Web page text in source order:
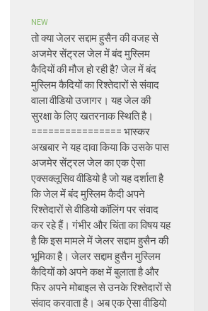
NEW
तो क्या जेलर सद्दाम हुसैन की वजह से
अजमेर सेंट्रल जेल में बंद मुस्लिम
कैदियों की मौज हो रही है? जेल में बंद
मुस्लिम कैदियों का रिश्तेदारों से संवाद
वाला वीडियो उजागर। यह जेल की
सुरक्षा के लिए खतरनाक स्थिति है।
================ भास्कर
अखबार ने यह दावा किया कि उसके पास
अजमेर सेंट्रल जेल का एक ऐसा
एक्सक्लूसिव वीडियो है जो यह दर्शाता है
कि जेल में बंद मुस्लिम कैदी अपने
रिश्तेदारों से वीडियो कॉलिंग पर संवाद
कर रहे हैं। गंभीर और चिंता का विषय यह
है कि इस मामले में जेलर सद्दाम हुसैन की
भूमिका है। जेलर सद्दाम हुसैन मुस्लिम
कैदियों को अपने कक्ष में बुलाता है और
फिर अपने मोबाइल से उनके रिश्तेदारों से
संवाद करवाता है। अब एक ऐसा वीडियो